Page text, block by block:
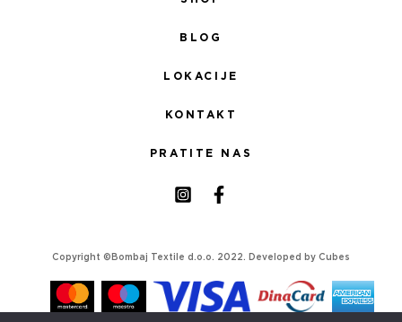
BLOG
LOKACIJE
KONTAKT
PRATITE NAS
Copyright ©Bombaj Textile d.o.o. 2022. Developed by Cubes